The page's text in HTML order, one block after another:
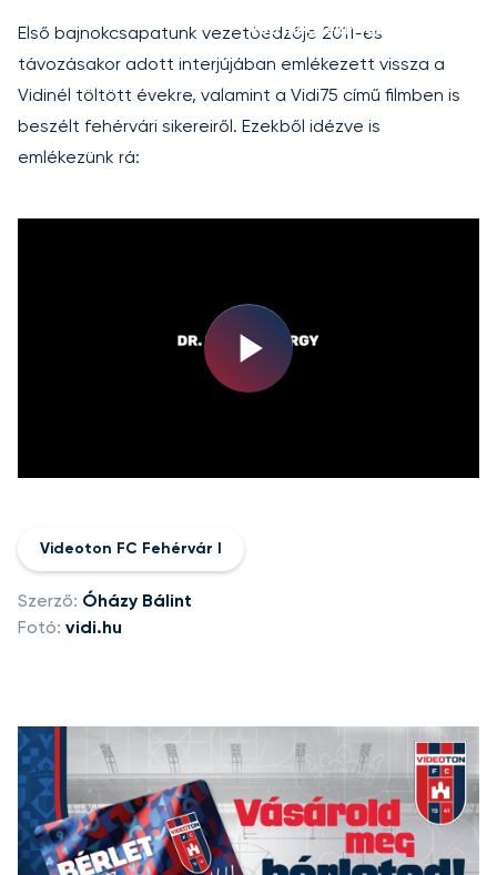
kép megtekintése
Első bajnokcsapatunk vezetőedzője 2011-es
távozásakor adott interjújában emlékezett vissza a
Vidinél töltött évekre, valamint a Vidi75 című filmben is
beszélt fehérvári sikereiről. Ezekből idézve is
emlékezünk rá:
Play
Videoton FC Fehérvár I
Szerző: Óházy Bálint
Fotó: vidi.hu